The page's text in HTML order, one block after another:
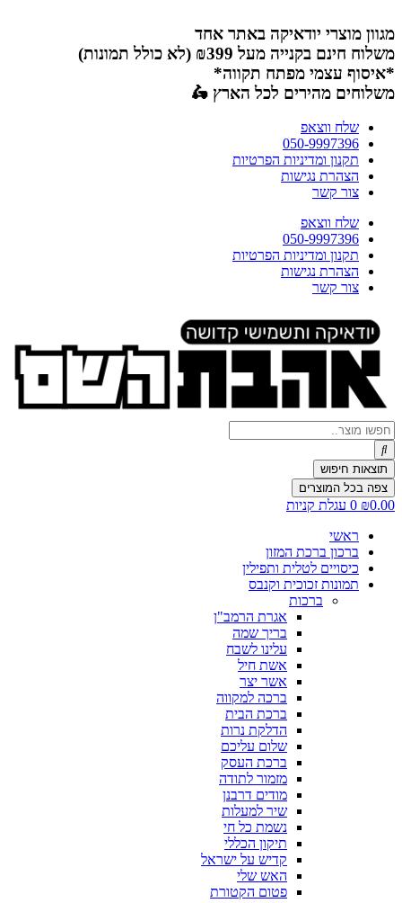
לתוכן
מגוון מוצרי יודאיקה באתר אחד
משלוח חינם בקנייה מעל ₪399 (לא כולל תמונות)
*איסוף עצמי מפתח תקווה*
משלוחים מהירים לכל הארץ 🛵
שלח ווצאפ
050-9997396
תקנון ומדיניות הפרטיות
הצהרת נגישות
צור קשר
שלח ווצאפ
050-9997396
תקנון ומדיניות הפרטיות
הצהרת נגישות
צור קשר
Search
...
תוצאות חיפוש
צפה בכל המוצרים
₪0.00
0 עגלת קניות
ראשי
ברכון ברכת המזון
כיסויים לטלית ותפילין
תמונות זכוכית וקנבס
ברכות
אגרת הרמב"ן
בריך שמה
עלינו לשבח
אשת חיל
אשר יצר
ברכה למקווה
ברכת הבית
הדלקת נרות
שלום עליכם
ברכת העסק
מזמור לתודה
מודים דרבנן
שיר למעלות
נשמת כל חי
תיקון הכללי
קדיש על ישראל
האש שלי
פטום הקטורת